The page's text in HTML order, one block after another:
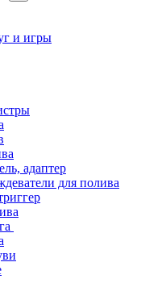
и игры
адаптер
для полива